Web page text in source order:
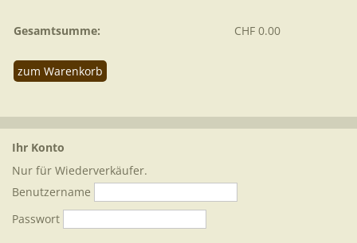
Gesamtsumme: CHF 0.00
zum Warenkorb
Ihr Konto
Nur für Wiederverkäufer.
Benutzername
Passwort